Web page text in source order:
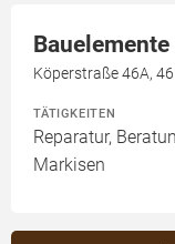
Köperstraße 46A,
TÄTIGKEITEN
Reparatur,
Markisen